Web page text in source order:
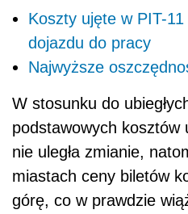
Koszty ujęte w PIT-
dojazdu do pracy
Najwyższe
W stosunku do
podstawowych kosztów
nie uległa zmianie,
miastach ceny biletów
górę, co w prawdzie